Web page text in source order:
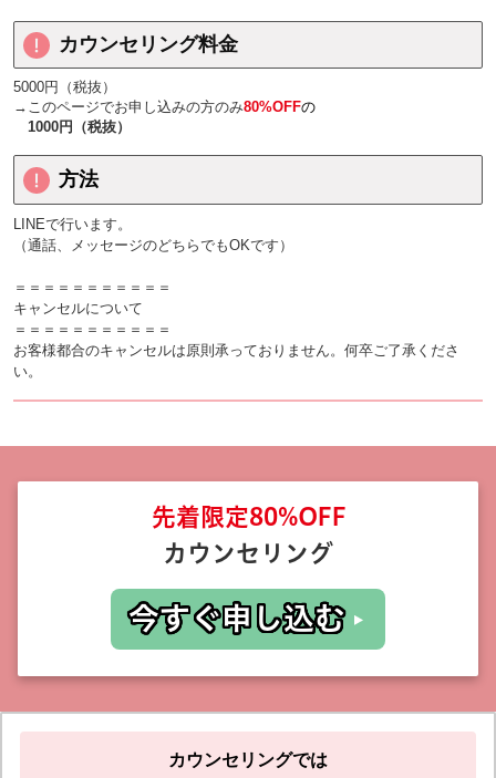
カウンセリング料金
5000円（税抜）
→このページでお申し込みの方のみ80%OFFの
1000円（税抜）
方法
LINEで行います。
（通話、メッセージのどちらでもOKです）
＝＝＝＝＝＝＝＝＝＝＝
キャンセルについて
＝＝＝＝＝＝＝＝＝＝＝
お客様都合のキャンセルは原則承っておりません。何卒ご了承くださ
い。
先着限定80%OFF
カウンセリング
今すぐ申し込む
カウンセリングでは